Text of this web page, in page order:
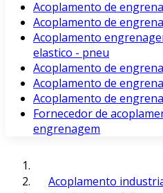
Acoplamento de
Acoplamento de
Acoplamento
elastico - pneu
Acoplamento de
Acoplamento de
Acoplamento de
Fornecedor de
engrenagem
Acoplamento